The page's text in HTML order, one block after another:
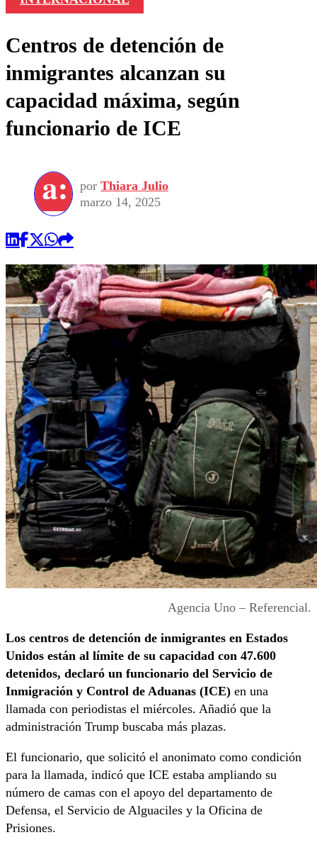
Centros de detención de
inmigrantes alcanzan su
capacidad máxima, según
funcionario de ICE
por Thiara Julio
marzo 14, 2025
Agencia Uno – Referencial.
Los centros de detención de inmigrantes en Estados
Unidos están al límite de su capacidad con 47.600
detenidos, declaró un funcionario del Servicio de
Inmigración y Control de Aduanas (ICE) en una
llamada con periodistas el miércoles. Añadió que la
administración Trump buscaba más plazas.
El funcionario, que solicitó el anonimato como condición
para la llamada, indicó que ICE estaba ampliando su
número de camas con el apoyo del departamento de
Defensa, el Servicio de Alguaciles y la Oficina de
Prisiones.